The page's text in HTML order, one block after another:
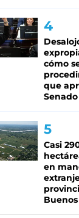
cómo
que
Senado
Casi
en